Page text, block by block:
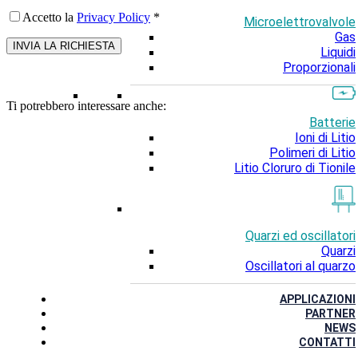
Microelettrovalvole
Gas
Liquidi
Proporzionali
Batterie
Ioni di Litio
Polimeri di Litio
Litio Cloruro di Tionile
Quarzi ed oscillatori
Quarzi
Oscillatori al quarzo
APPLICAZIONI
PARTNER
NEWS
CONTATTI
Accetto la Privacy Policy *
Ti potrebbero interessare anche: